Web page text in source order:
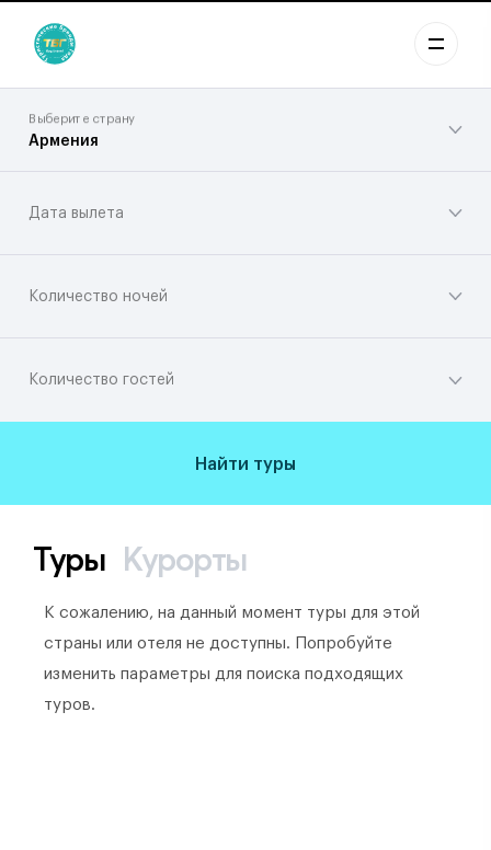
Армения
Выберите страну
Дата вылета
Количество ночей
Количество гостей
Найти туры
Туры Курорты
К сожалению, на данный момент туры для этой
страны или отеля не доступны. Попробуйте
изменить параметры для поиска подходящих
туров.